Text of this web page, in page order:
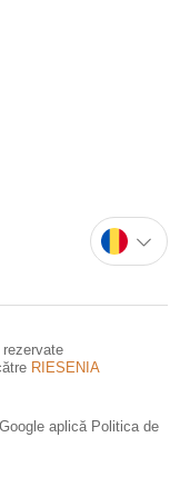
RIESENIA
aplică Politica de